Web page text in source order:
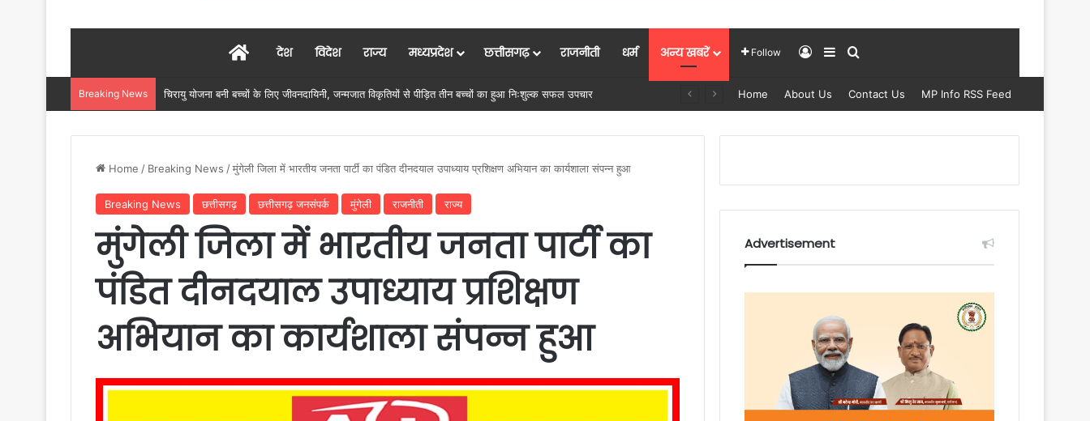
Homeदेश विदेश राज्य मध्यप्रदेश छत्तीसगढ़ राजनीती धर्म अन्य खबरें Follow Log InSidebar
Breaking News Home About Us Contact Us MP Info RSS Feed
Home / Breaking News /मुंगेली जिला में भारतीय जनता पार्टी का पंडित दीनदयाल उपाध्याय प्रशिक्षण अभियान का कार्यशाला संपन्न हुआ
Breaking News छत्तीसगढ़ छत्तीसगढ़ जनसंपर्क मुंगेली राजनीती राज्य
मुंगेली जिला में भारतीय जनता पार्टी का
पंडित दीनदयाल उपाध्याय प्रशिक्षण
अभियान का कार्यशाला संपन्न हुआ
Advertisement